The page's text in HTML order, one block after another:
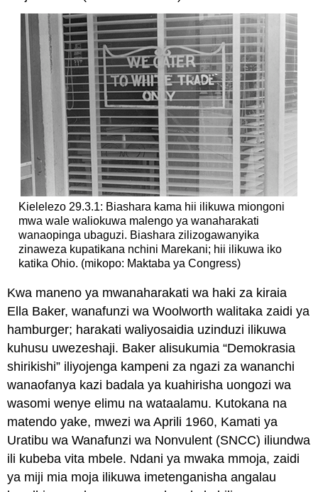
Kielelezo 29.3.1: Biashara kama hii ilikuwa miongoni
mwa wale waliokuwa malengo ya wanaharakati
wanaopinga ubaguzi. Biashara zilizogawanyika
zinaweza kupatikana nchini Marekani; hii ilikuwa iko
katika Ohio. (mikopo: Maktaba ya Congress)
Kwa maneno ya mwanaharakati wa haki za kiraia
Ella Baker, wanafunzi wa Woolworth walitaka zaidi ya
hamburger; harakati waliyosaidia uzinduzi ilikuwa
kuhusu uwezeshaji. Baker alisukumia “Demokrasia
shirikishi” iliyojenga kampeni za ngazi za wananchi
wanaofanya kazi badala ya kuahirisha uongozi wa
wasomi wenye elimu na wataalamu. Kutokana na
matendo yake, mwezi wa Aprili 1960, Kamati ya
Uratibu wa Wanafunzi wa Nonvulent (SNCC) iliundwa
ili kubeba vita mbele. Ndani ya mwaka mmoja, zaidi
ya miji mia moja ilikuwa imetenganisha angalau